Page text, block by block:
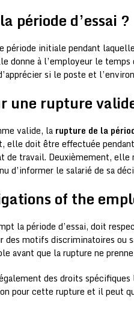
période d’essai ?
période initiale pendant
donne à l’employeur le
si le poste et
une rupture
valide, la rupture de la
elle doit être effectuée
de travail. Deuxièmement, elle
d’informer le salarié de sa
of the
la période d’essai, doit
des motifs discriminatoires ou
avant que la rupture ne
des droits spécifiques
pour cette rupture et il peut